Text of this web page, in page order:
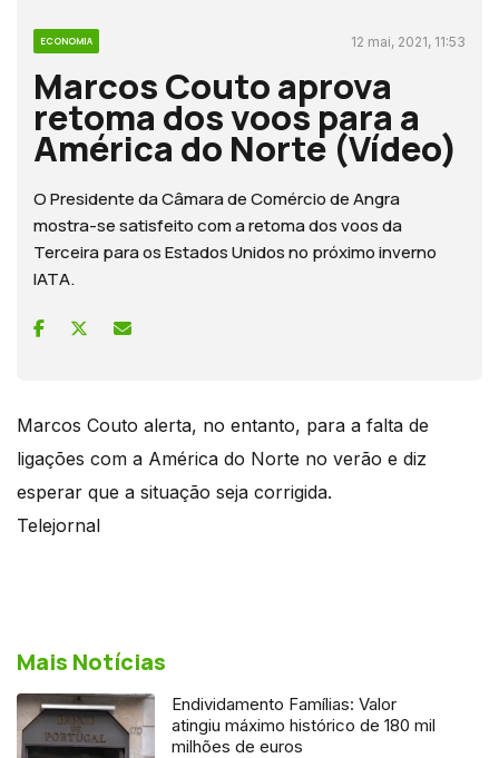
ECONOMIA 12 mai, 2021, 11:53
Marcos Couto aprova
retoma dos voos para a
América do Norte (Vídeo)
O Presidente da Câmara de Comércio de Angra
mostra-se satisfeito com a retoma dos voos da
Terceira para os Estados Unidos no próximo inverno
IATA.
Marcos Couto alerta, no entanto, para a falta de
ligações com a América do Norte no verão e diz
esperar que a situação seja corrigida.
Telejornal
Mais Notícias
Endividamento Famílias: Valor
atingiu máximo histórico de 180 mil
milhões de euros